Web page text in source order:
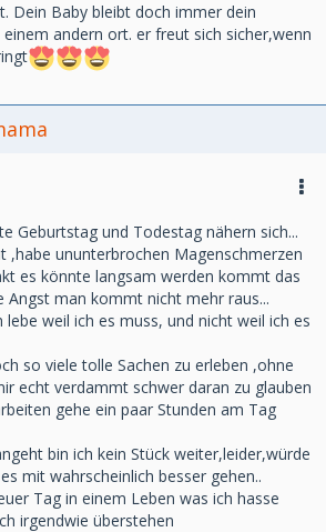
Dein Baby bleibt doch immer dein
einem andern ort. er freut sich sicher,wenn
Geburtstag und Todestag nähern sich...
,habe ununterbrochen Magenschmerzen
es könnte langsam werden kommt das
Angst man kommt nicht mehr raus...
lebe weil ich es muss, und nicht weil ich es
so viele tolle Sachen zu erleben ,ohne
echt verdammt schwer daran zu glauben
gehe ein paar Stunden am Tag
bin ich kein Stück weiter,leider,würde
mit wahrscheinlich besser gehen..
Tag in einem Leben was ich hasse
irgendwie überstehen